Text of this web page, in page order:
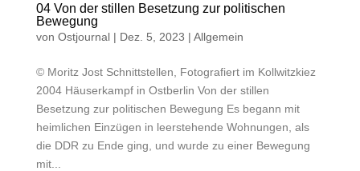
04 Von der stillen Besetzung zur politischen
Bewegung
von Ostjournal| Dez. 5, 2023 | Allgemein
© Moritz Jost Schnittstellen, Fotografiert im Kollwitzkiez
2004 Häuserkampf in Ostberlin Von der stillen
Besetzung zur politischen Bewegung Es begann mit
heimlichen Einzügen in leerstehende Wohnungen, als
die DDR zu Ende ging, und wurde zu einer Bewegung
mit...